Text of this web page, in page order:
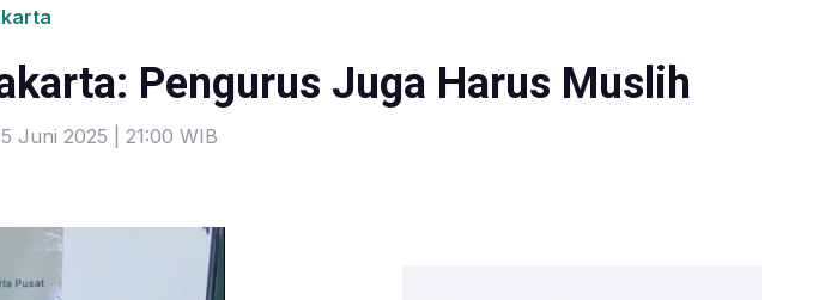
Pengurus Juga Harus Muslih
Juni 2025 | 21:00 WIB